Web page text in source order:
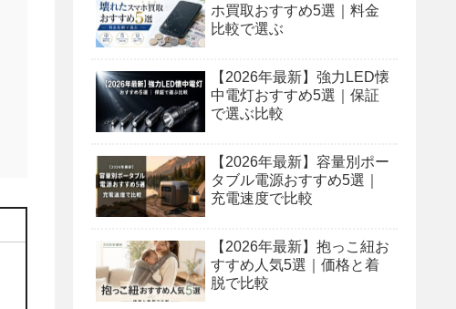
ホ買取おすすめ5選｜料金
比較で選ぶ
【2026年最新】強力LED懐
中電灯おすすめ5選｜保証
で選ぶ比較
【2026年最新】容量別ポー
タブル電源おすすめ5選｜
充電速度で比較
【2026年最新】抱っこ紐お
すすめ人気5選｜価格と着
脱で比較